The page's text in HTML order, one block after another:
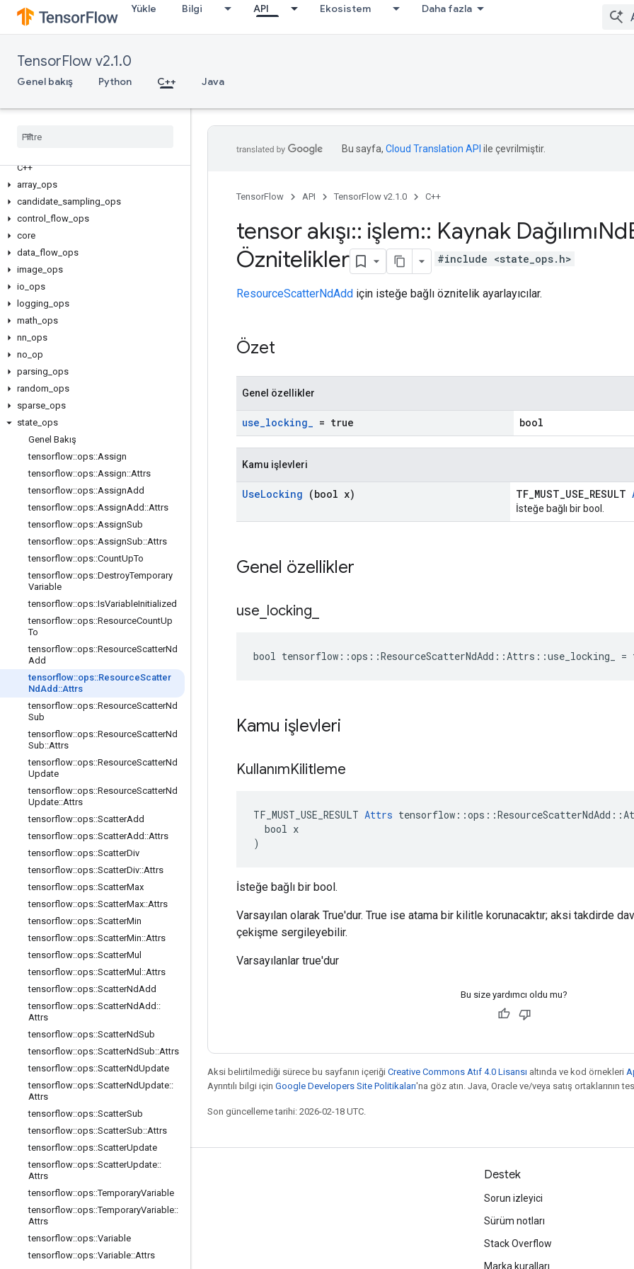
Yükle Bilgi API Ekosistem Daha fazla
TensorFlow v2.1.0
Genel bakış Python C++ Java
C++
array ops
candidate sampling ops
control
flow ops
core
data flow ops
image ops
io ops
logging ops
math ops
nn ops
no op
parsing ops
random ops
sparse ops
state ops
Genel Bakış
tensorflow::ops::Assign
tensorflow::ops::Assign::Attrs
tensorflow::ops::AssignAdd
tensorflow::ops::AssignAdd ::Attrs
tensorflow::ops::AssignSub
tensorflow::ops::AssignSub::Attrs
tensorflow::ops::CountUpTo
tensorflow::ops::DestroyTemporary
Variable
tensorflow::ops::IsVariableInitialized
tensorflow::ops::ResourceCountUp
To
tensorflow::ops::ResourceScatterNd
Add
tensorflow::ops::ResourceScatter
NdAdd ::Attrs
tensorflow::ops::ResourceScatterNd
Sub
tensorflow::ops::ResourceScatterNd
Sub::Attrs
tensorflow::ops::ResourceScatterNd
Update
tensorflow::ops::ResourceScatterNd
Update::Attrs
tensorflow::ops::ScatterAdd
tensorflow::ops::ScatterAdd ::Attrs
tensorflow::ops::ScatterDiv
tensorflow::ops::ScatterDiv::Attrs
tensorflow::ops::ScatterMax
tensorflow::ops::ScatterMax::Attrs
tensorflow::ops::ScatterMin
tensorflow::ops::ScatterMin::Attrs
tensorflow::ops::ScatterMul
tensorflow::ops::ScatterMul ::Attrs
tensorflow::ops::ScatterNdAdd
tensorflow::ops::ScatterNdAdd ::
Attrs
tensorflow::ops::ScatterNdSub
tensorflow::ops::ScatterNdSub::Attrs
tensorflow::ops::ScatterNdUpdate
tensorflow::ops::ScatterNdUpdate::
Attrs
tensorflow::ops::ScatterSub
tensorflow::ops::ScatterSub::Attrs
tensorflow::ops::ScatterUpdate
tensorflow::ops::ScatterUpdate::
Attrs
tensorflow::ops::TemporaryVariable
tensorflow::ops::TemporaryVariable::
Attrs
tensorflow::ops::Variable
tensorflow::ops::Variable::Attrs
Bu sayfa, Cloud Translation API ile çevrilmiştir.
TensorFlow API TensorFlow v2.1.0 C++
tensor akışı:: işlem:: Kaynak DağılımıNd
Öznitelikler
#include <state_ops.h>
ResourceScatterNdAdd için isteğe bağlı öznitelik ayarlayıcılar.
Özet
Genel özellikler
use_locking_ = true bool
Kamu işlevleri
UseLocking (bool x) TF_MUST_USE_RESULT
İsteğe bağlı bir bool.
Genel özellikler
use locking
bool tensorflow::ops::ResourceScatterNdAdd::Attrs::use_locking_ =
Kamu işlevleri
KullanımKilitleme
TF_MUST_USE_RESULT Attrs
  bool x
)
İsteğe bağlı bir bool.
Varsayılan olarak True'dur. True ise atama bir kilitle korunacaktır; aksi takdirde
çekişme sergileyebilir.
Varsayılanlar true'dur
Bu size yardımcı oldu mu?
Aksi belirtilmediği sürece bu sayfanın içeriği Creative Commons Atıf 4.0 Lisansı altında ve kod örnekleri
Ayrıntılı bilgi için Google Developers Site Politikaları'na göz atın. Java, Oracle ve/veya satış ortaklarının
Son güncelleme tarihi: 2026-02-18 UTC.
Bağlı kalma
Blog
Forum
GitHub
Destek
Sorun izleyici
Sürüm notları
Stack Overflow
Marka kuralları